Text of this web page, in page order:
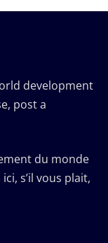
development
post a
du monde
s’il vous plait,